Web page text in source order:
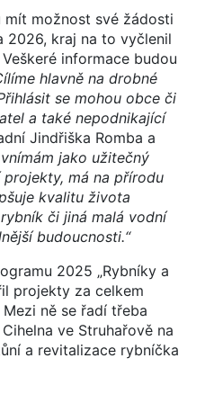
mít možnost své žádosti
2026, kraj na to vyčlenil
informace budou
hlavně na drobné
se mohou obce či
a také nepodnikající
Jindřiška Romba a
jako užitečný
má na přírodu
kvalitu života
či jiná malá vodní
budoucnosti.“
2025 „Rybníky a
projekty za celkem
ně se řadí třeba
ve Struhařově na
a revitalizace rybníčka